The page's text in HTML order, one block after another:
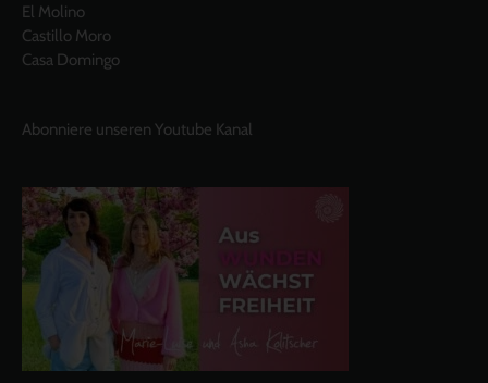
El Molino
Castillo Moro
Casa Domingo
Abonniere unseren Youtube Kanal